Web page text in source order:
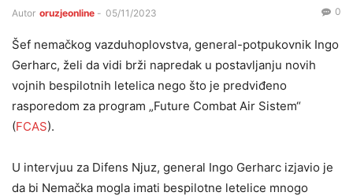
Autor oruzjeonline - 05/11/2023 0
Šef nemačkog vazduhoplovstva, general-potpukovnik Ingo
Gerharc, želi da vidi brži napredak u postavljanju novih
vojnih bespilotnih letelica nego što je predviđeno
rasporedom za program „Future Combat Air Sistem“
(FCAS).
U intervjuu za Difens Njuz, general Ingo Gerharc izjavio je
da bi Nemačka mogla imati bespilotne letelice mnogo